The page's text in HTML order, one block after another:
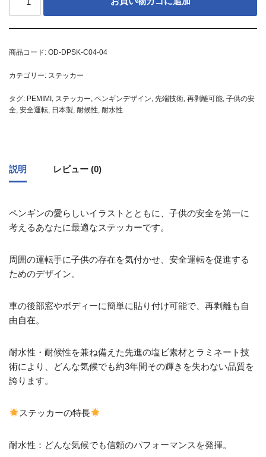
商品コード: OD-DPSK-C04-04
カテゴリー: ステッカー
タグ: PEMIMI , ステッカー, ペンギンデザイン, 先端技術, 再剥離可能, 子供の安
全, 安全運転, 日本製, 耐候性, 耐水性
説明 レビュー (0)
ペンギンの愛らしいイラストとともに、子供の安全を第一に
考えるあなたに最適なステッカーです。
周囲の運転手に子供の存在を気付かせ、安全運転を促進する
ためのデザイン。
車の後部窓やボディーに簡単に貼り付け可能で、再剥離も自
由自在。
耐水性・耐候性を兼ね備えた先進の塩ビ素材とラミネート技
術により、どんな気候でも約3年間その輝きを失わない品質を
誇ります。
ステッカーの特長
耐水性：どんな気候でも信頼のパフォーマンスを発揮。